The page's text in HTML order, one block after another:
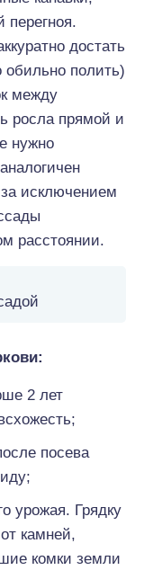
перегноя.
достать
обильно полить)
между
росла прямой и
нужно
исключением
расстоянии.
2 лет
посева
урожая. Грядку
камней,
комки земли